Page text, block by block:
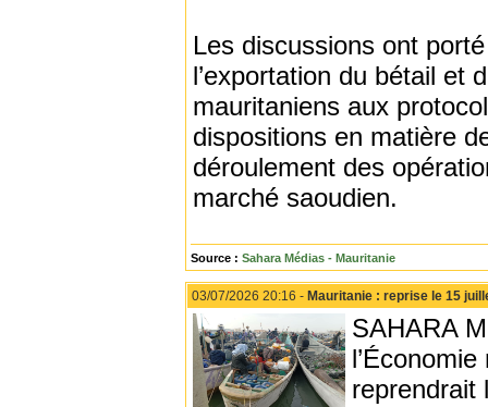
Les discussions ont
l’exportation du bétail et
mauritaniens aux
dispositions en matière
déroulement des
marché saoudien.
Source : Sahara Médias - Mauritanie
03/07/2026 20:16 - Mauritanie : reprise le 15
SAHARA
reprendrait